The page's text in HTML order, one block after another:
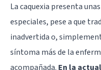
La caquexia presenta
especiales, pese a que
inadvertida o,
síntoma más de la
acompañada. En la